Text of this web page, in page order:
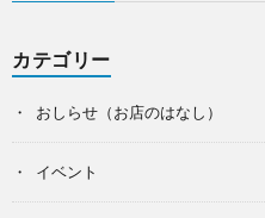
カテゴリー
おしらせ（お店のはなし）
イベント